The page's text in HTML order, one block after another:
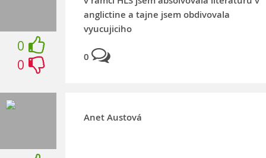
0
0
anglictine a tajne jsem obdivovala
vyucujiciho
0
Anet Austová